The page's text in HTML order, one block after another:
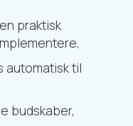
praktisk
automatisk til
budskaber,